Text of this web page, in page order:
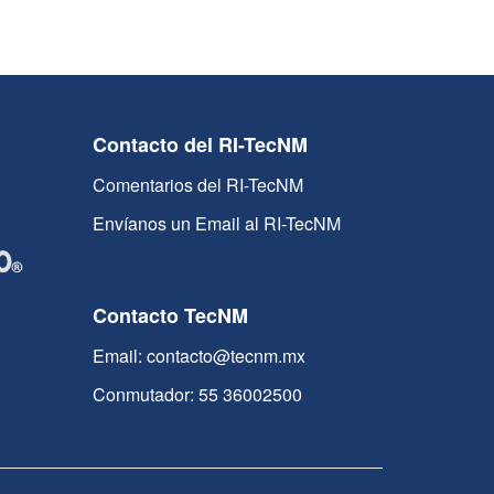
Contacto del RI-TecNM
Comentarios del RI-TecNM
Envíanos un Email al RI-TecNM
Contacto TecNM
Email: contacto@tecnm.mx
Conmutador: 55 36002500